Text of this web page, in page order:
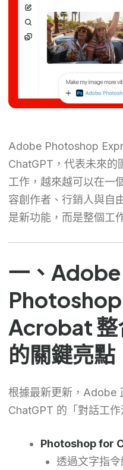
Adobe Photoshop
ChatGPT，代表未來的
工作，越來越可以在一
容創作者、行銷人與自
是新功能，而是整個工
一、Adobe
Acrobat 整
的關鍵亮點
根據最新更新，Adobe
ChatGPT 的「對話工作
Photoshop for
透過文字指